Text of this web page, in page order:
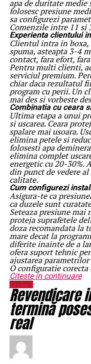
apa de duritate medie
folosesc presiune
sa configurezi
Comenzile intre 11 si
Experienta clientului
Clientul intra in boxa,
spuma, asteapta 3-4
contact, fara efort,
Pentru multi clienti,
serviciul premium.
chiar daca rezultatul
program cu perii. Un
mai des si vorbeste
Combinatia cu ceara
Ultima etapa a unui
si uscarea. Ceara
spalare mai usoara.
elimina petele si
folosesti apa
elimina complet
energetic cu 20-30%.
din punct de vedere
calitate.
Cum configurezi
Asigura-te ca
ca duzele sunt
Seteaza presiune mai
proteja suprafetele
doza recomandata la
mare decat la
diferite inainte de a
ofera suport tehnic
ajustarea
O configuratie
Citeste in continuare
Exclusiv
Revendicare
termină
real